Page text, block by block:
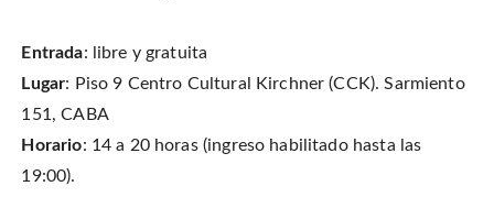
Entrada: libre y gratuita
Lugar: Piso 9 Centro Cultural Kirchner (CCK). Sarmiento
151, CABA
Horario: 14 a 20 horas (ingreso habilitado hasta las
19:00).